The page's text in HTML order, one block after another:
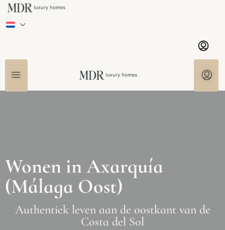
Wonen in Axarquía
(Málaga Oost)
Authentiek leven aan de oostkant van de
Costa del Sol